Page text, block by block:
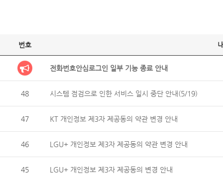
번호
전화번호안심로그인 일부 기능 종료 안내
48 시스템 점검으로 인한 서비스 일시 중단 안내(5/19)
47 KT 개인정보 제3자 제공동의 약관 변경 안내
46 LGU+ 개인정보 제3자 제공동의 약관 변경 안내
45 LGU+ 개인정보 제3자 제공동의 변경 안내